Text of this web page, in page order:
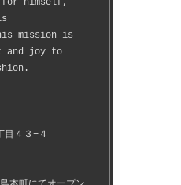
mission is
and joy to
目４３−４